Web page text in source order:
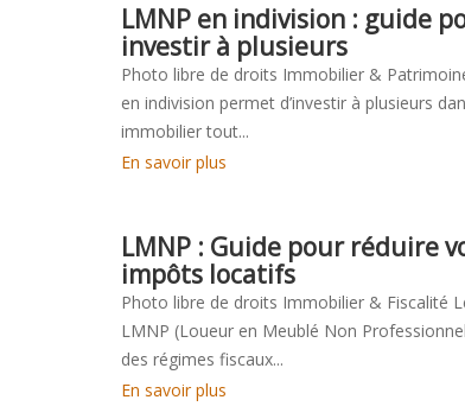
LMNP en indivision : guide
investir à plusieurs
Photo libre de droits Immobilier &
en indivision permet d’investir à plusieurs
immobilier tout...
En savoir plus
LMNP : Guide pour réduire
impôts locatifs
Photo libre de droits Immobilier & Fiscalité
LMNP (Loueur en Meublé Non
des régimes fiscaux...
En savoir plus